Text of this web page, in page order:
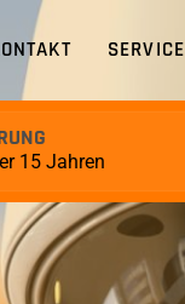
SERVICE
15 Jahren